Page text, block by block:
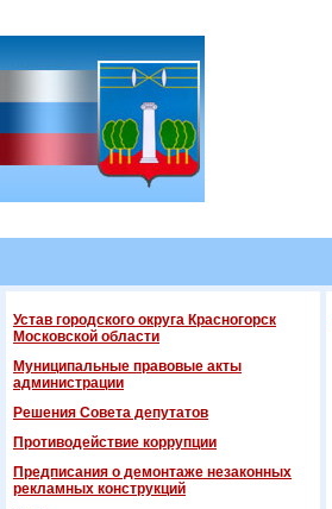
Устав городского округа Красногорск
Московской области
Муниципальные правовые акты
администрации
Решения Совета депутатов
Противодействие коррупции
Предписания о демонтаже незаконных
рекламных конструкций